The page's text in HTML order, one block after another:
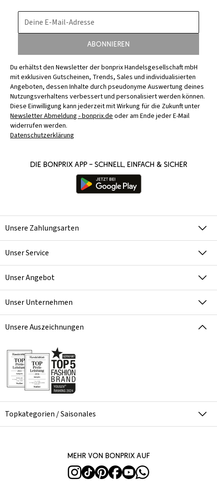
Deine E-Mail-Adresse
Abonnieren
Du erhältst den Newsletter der bonprix Handelsgesellschaft mbH
mit exklusiven Gutscheinen, Trends, Sales und individualisierten
Angeboten, dessen Inhalte durch pseudonyme Auswertung deines
Nutzungsverhaltens verbessert und personalisiert werden können.
Diese Einwilligung kann jederzeit mit Wirkung für die Zukunft unter
Newsletter Abmeldung - bonprix.deoder am Ende jeder E-Mail
widerrufen werden.
Datenschutzerklärung
Die bonprix App – schnell, einfach & sicher
Unsere Zahlungsarten
Unser Service
Unser Angebot
Unser Unternehmen
Unsere Auszeichnungen
Topkategorien / Saisonales
Mehr von bonprix auf